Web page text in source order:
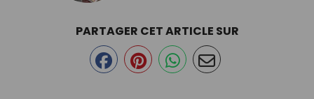
PARTAGER CET ARTICLE SUR